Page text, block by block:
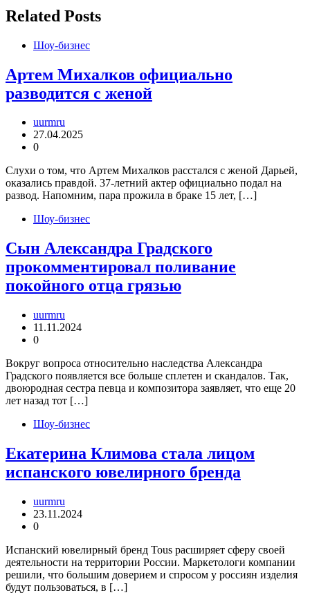
Related Posts
Шоу-бизнес
Артем Михалков официально
разводится с женой
uurmru
27.04.2025
0
Слухи о том, что Артем Михалков расстался с женой Дарьей,
оказались правдой. 37-летний актер официально подал на
развод. Напомним, пара прожила в браке 15 лет, […]
Шоу-бизнес
Сын Александра Градского
прокомментировал поливание
покойного отца грязью
uurmru
11.11.2024
0
Вокруг вопроса относительно наследства Александра
Градского появляется все больше сплетен и скандалов. Так,
двоюродная сестра певца и композитора заявляет, что еще 20
лет назад тот […]
Шоу-бизнес
Екатерина Климова стала лицом
испанского ювелирного бренда
uurmru
23.11.2024
0
Испанский ювелирный бренд Tous расширяет сферу своей
деятельности на территории России. Маркетологи компании
решили, что большим доверием и спросом у россиян изделия
будут пользоваться, в […]